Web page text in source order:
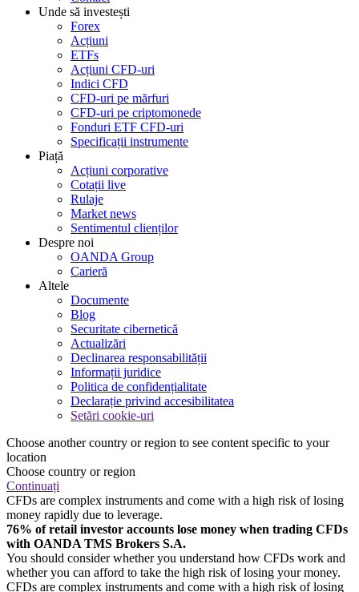
Unde să investești
Forex
Acțiuni
ETFs
Acțiuni CFD-uri
Indici CFD
CFD-uri pe mărfuri
CFD-uri pe criptomonede
Fonduri ETF CFD-uri
Specificații instrumente
Piață
Acțiuni corporative
Cotații live
Rulaje
Market news
Sentimentul clienților
Despre noi
OANDA Group
Carieră
Altele
Documente
Blog
Securitate cibernetică
Actualizări
Declinarea responsabilității
Informații juridice
Politica de confidențialitate
Declarație privind accesibilitatea
Setări cookie-uri
Choose another country or region to see content specific to your
location
Choose country or region
Continuați
CFDs are complex instruments and come with a high risk of losing
money rapidly due to leverage.
76% of retail investor accounts lose money when trading CFDs
with OANDA TMS Brokers S.A.
You should consider whether you understand how CFDs work and
whether you can afford to take the high risk of losing your money.
CFDs are complex instruments and come with a high risk of losing